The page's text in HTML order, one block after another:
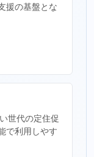
援の基盤とな
世代の定住促
で利用しやす